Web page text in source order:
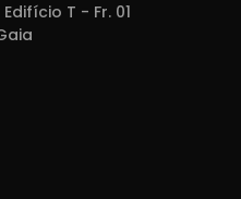
T - Fr. 01